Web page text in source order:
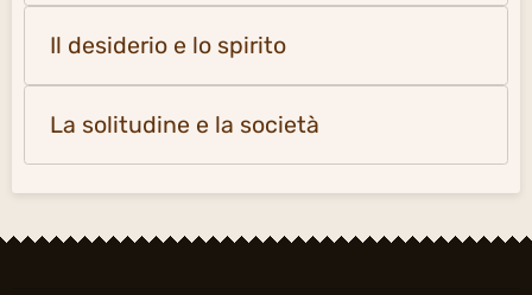
Il desiderio e lo spirito
La solitudine e la società